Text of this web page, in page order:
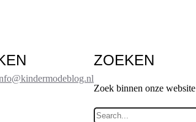
ZOEKEN
Zoek binnen onze website
Z